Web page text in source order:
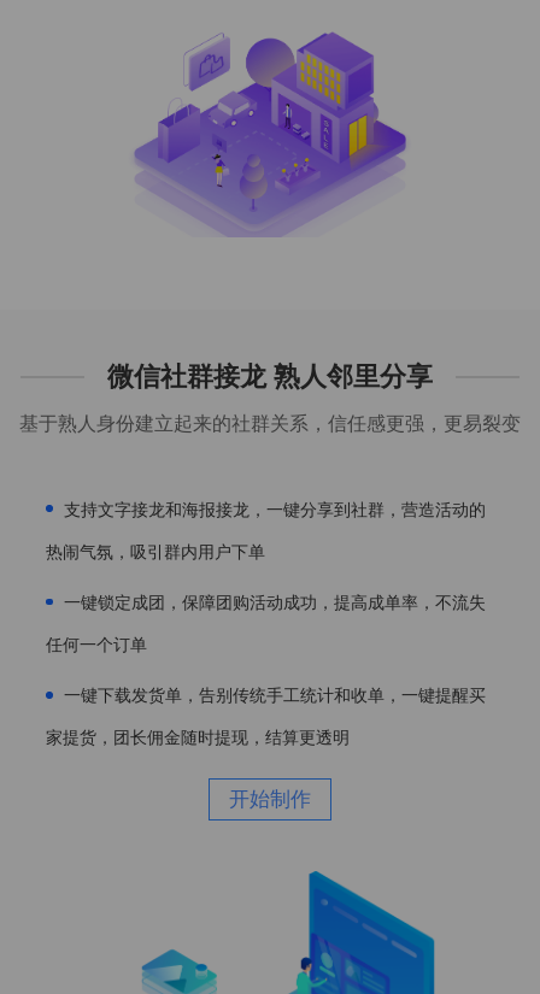
微信社群接龙 熟人邻里分享
基于熟人身份建立起来的社群关系，信任感更强，更易裂变
支持文字接龙和海报接龙，一键分享到社群，营造活动的
热闹气氛，吸引群内用户下单
一键锁定成团，保障团购活动成功，提高成单率，不流失
任何一个订单
一键下载发货单，告别传统手工统计和收单，一键提醒买
家提货，团长佣金随时提现，结算更透明
开始制作